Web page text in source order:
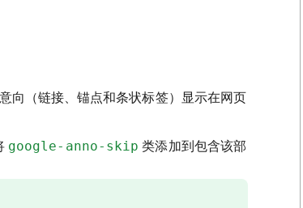
向（链接、锚点和条状标签）显示在网页
google-anno-skip 类添加到包含该部